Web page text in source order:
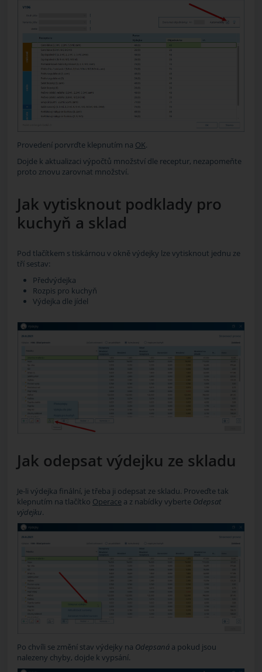
Provedení porvrďte klepnutím na OK.
Dojde k aktualizaci výpočtů množství dle receptur, nezapomeňte
proto znovu zarovnat množství.
Jak vytisknout podklady pro
kuchyň a sklad
Pod tlačítkem s tiskárnou v okně výdejky lze vytisknout jednu ze
tří sestav:
Předvýdejka
Rozpis pro kuchyň
Výdejka dle jídel
Jak odepsat výdejku ze skladu
Je-li výdejka finální, je třeba ji odepsat ze skladu. Proveďte tak
klepnutím na tlačítko Operace a z nabídky vyberte Odepsat
výdejku.
Po chvíli se změní stav výdejky na Odepsaná a pokud jsou
nalezeny chyby, dojde k vypsání.